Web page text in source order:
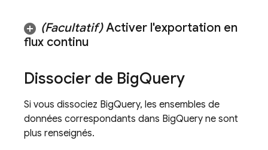
(Facultatif)Activer l'exportation en
flux continu
Dissocier de BigQuery
Si vous dissociez BigQuery, les ensembles de
données correspondants dans BigQuery ne sont
plus renseignés.